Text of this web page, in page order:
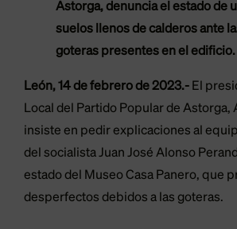
Astorga, denuncia el estado de
suelos llenos de calderos ante
goteras presentes en el edificio.
León, 14 de febrero de 2023.- El
Local del Partido Popular de Astorga,
insiste en pedir explicaciones al
del socialista Juan José Alonso
estado del Museo Casa Panero, que
desperfectos debidos a las goteras.